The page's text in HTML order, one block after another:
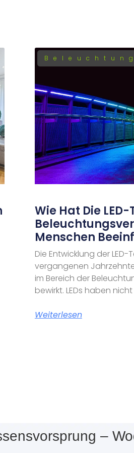
Wie Hat Die
Menschen
Die Entwicklung der
vergangenen
im Bereich der
bewirkt. LEDs haben
Weiterlesen
–